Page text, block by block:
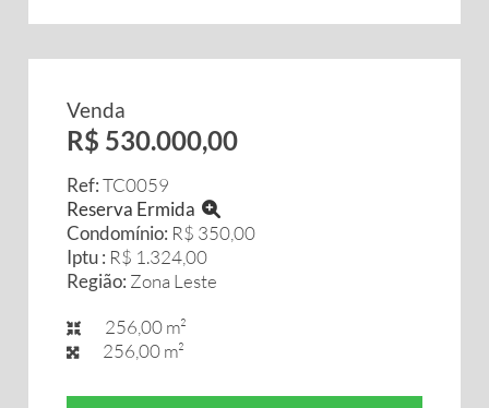
Venda
R$ 530.000,00
Ref:TC0059
Reserva Ermida
Condomínio: R$ 350,00
Iptu : R$ 1.324,00
Região: Zona Leste
256,00 m²
256,00 m²